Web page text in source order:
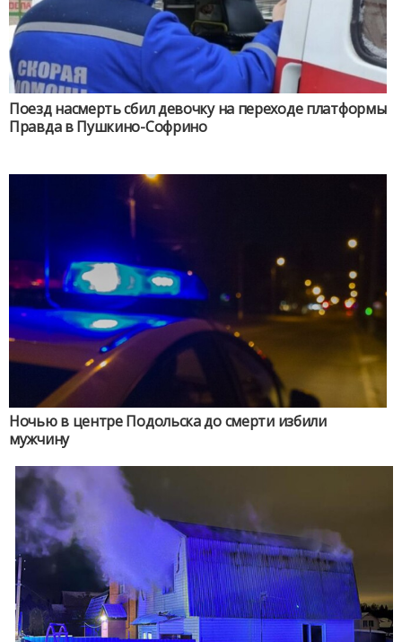
Поезд насмерть сбил девочку на переходе платформы
Правда в Пушкино-Софрино
Ночью в центре Подольска до смерти избили
мужчину